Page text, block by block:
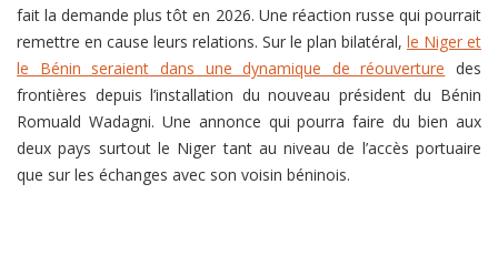
fait la demande plus tôt en 2026. Une réaction russe qui pourrait
remettre en cause leurs relations. Sur le plan bilatéral, le Niger et
le Bénin seraient dans une dynamique de réouverture des
frontières depuis l’installation du nouveau président du Bénin
Romuald Wadagni. Une annonce qui pourra faire du bien aux
deux pays surtout le Niger tant au niveau de l’accès portuaire
que sur les échanges avec son voisin béninois.